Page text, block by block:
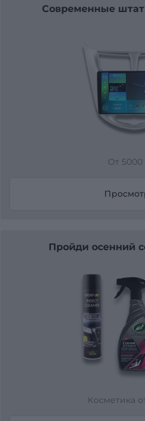
Современные
От 5000
Пройди осенний
Косметика